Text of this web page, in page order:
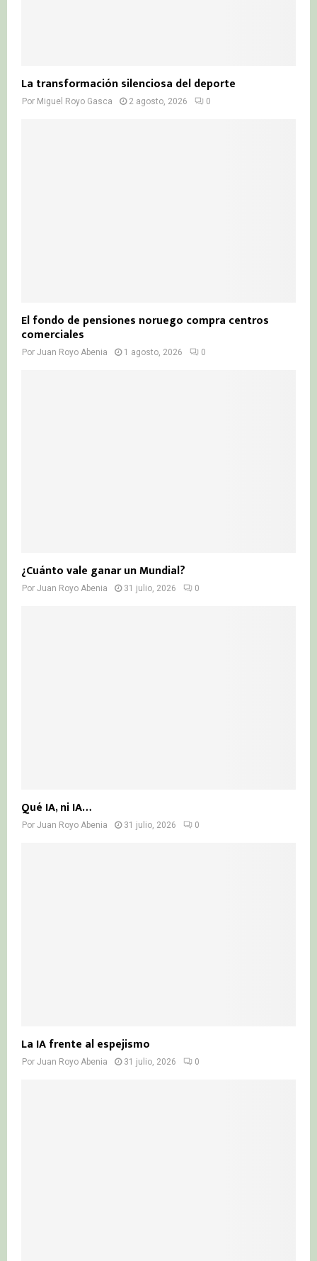
La transformación silenciosa del deporte
Por Miguel Royo Gasca 2 agosto, 2026 0
El fondo de pensiones noruego compra centros
comerciales
Por Juan Royo Abenia 1 agosto, 2026 0
¿Cuánto vale ganar un Mundial?
Por Juan Royo Abenia 31 julio, 2026 0
Qué IA, ni IA…
Por Juan Royo Abenia 31 julio, 2026 0
La IA frente al espejismo
Por Juan Royo Abenia 31 julio, 2026 0